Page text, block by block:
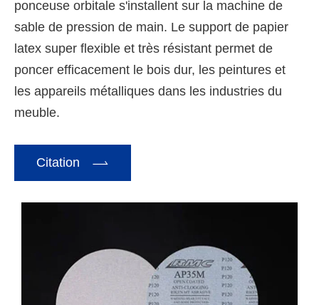
ponceuse orbitale s'installent sur la machine de
sable de pression de main. Le support de papier
latex super flexible et très résistant permet de
poncer efficacement le bois dur, les peintures et
les appareils métalliques dans les industries du
meuble.
Citation 